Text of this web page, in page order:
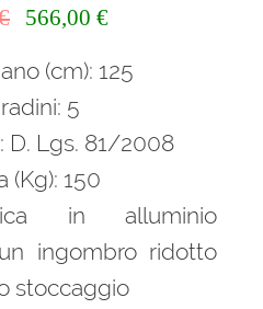
originale
832,00 €.
566,00 €Il
attuale
(cm): 125
5
D. Lgs. 81/2008
(Kg): 150
in alluminio
ingombro ridotto
stoccaggio